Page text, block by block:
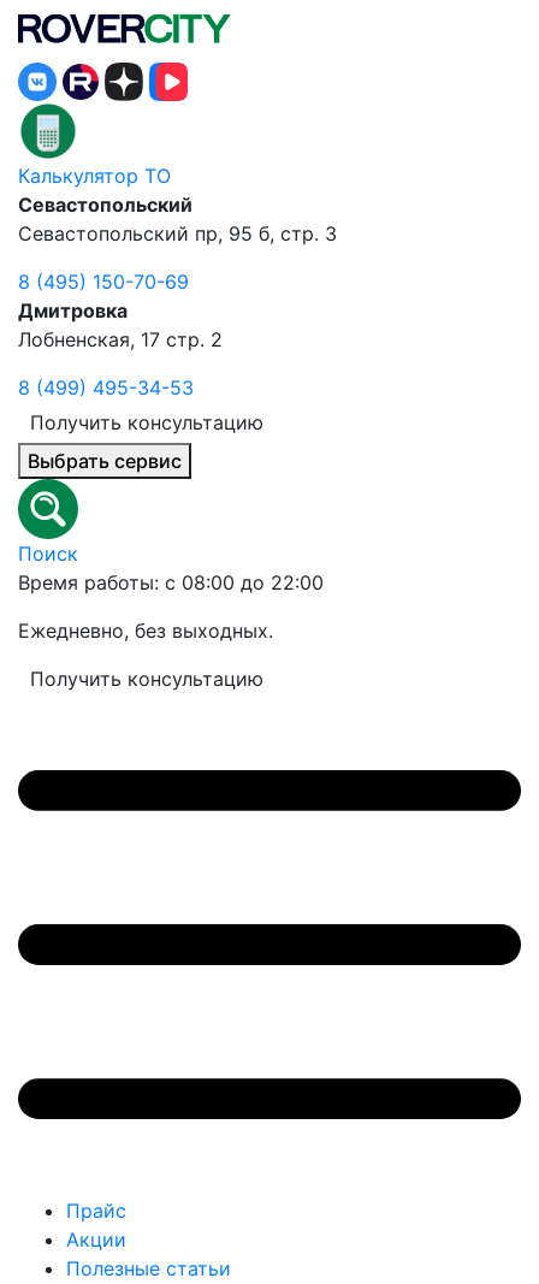
Калькулятор ТО
Севастопольский
Севастопольский пр, 95 б, стр. 3
8 (495) 150-70-69
Дмитровка
Лобненская, 17 стр. 2
8 (499) 495-34-53
Получить консультацию
Выбрать сервис
Поиск
Время работы: с 08:00 до 22:00
Ежедневно, без выходных.
Получить консультацию
Прайс
Акции
Полезные статьи